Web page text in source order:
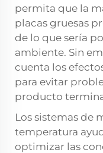
permita que la
placas gruesas
de lo que sería
ambiente. Sin
cuenta los
para evitar
producto
Los sistemas de
temperatura
optimizar las